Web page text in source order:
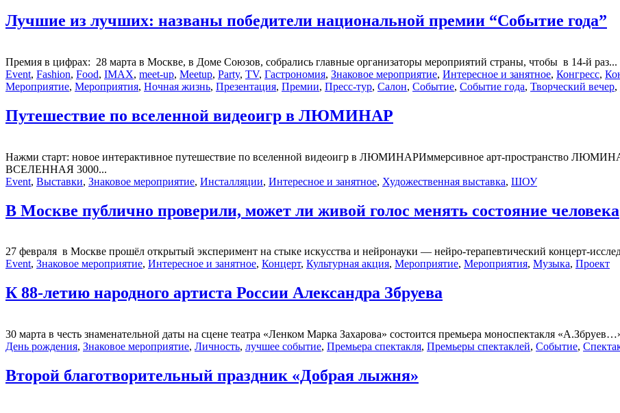
Лучшие из лучших: названы победители национальной премии “Событие года”
Премия в цифрах: 28 марта в Москве, в Доме Союзов, собрались главные организаторы мероприятий страны, чтобы в 14-й раз...
Event, Fashion, Food, IMAX, meet-up, Meetup, Party, TV, Гастрономия, Знаковое мероприятие, Интересное и занятное, Конгресс,
Мероприятие, Мероприятия, Ночная жизнь, Презентация, Премии, Пресс-тур, Салон, Событие, Событие года, Творческий вечер,
Путешествие по вселенной видеоигр в ЛЮМИНАР
Нажми старт: новое интерактивное путешествие по вселенной видеоигр в ЛЮМИНАРИммерсивное арт-пространство
ВСЕЛЕННАЯ 3000...
Event, Выставки, Знаковое мероприятие, Инсталляции, Интересное и занятное, Художественная выставка, ШОУ
В Москве публично проверили, может ли живой голос менять состояние человека
27 февраля в Москве прошёл открытый эксперимент на стыке искусства и нейронауки — нейро-терапевтический концерт-
Event, Знаковое мероприятие, Интересное и занятное, Концерт, Культурная акция, Мероприятие, Мероприятия, Музыка, Проект
К 88-летию народного артиста России Александра Збруева
30 марта в честь знаменательной даты на сцене театра «Ленком Марка Захарова» состоится премьера моноспектакля
День рождения, Знаковое мероприятие, Личность, лучшее событие, Премьера спектакля, Премьеры спектаклей, Событие,
Второй благотворительный праздник «Добрая лыжня»